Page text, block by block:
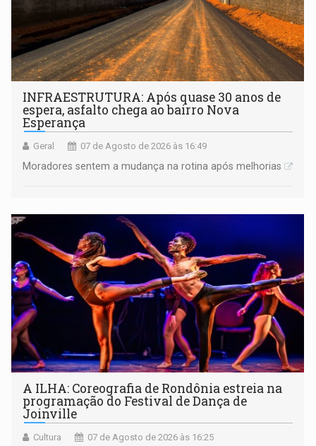
INFRAESTRUTURA: Após quase 30 anos de
espera, asfalto chega ao bairro Nova
Esperança
Geral 07 de Agosto de 2026 às 16:49
Moradores sentem a mudança na rotina após melhorias
A ILHA: Coreografia de Rondônia estreia na
programação do Festival de Dança de
Joinville
Cultura 07 de Agosto de 2026 às 16:25